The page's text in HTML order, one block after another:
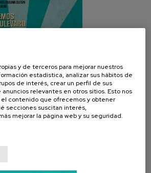
SOCIALES
y de terceros para mejorar nuestros
estadística, analizar sus hábitos de
de interés, crear un perfil de sus
relevantes en otros sitios. Esto nos
contenido que ofrecemos y obtener
secciones suscitan interés,
mejorar la página web y su seguridad.